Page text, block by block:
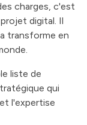
charges, c'est
digital. Il
transforme en
liste de
qui
l'expertise